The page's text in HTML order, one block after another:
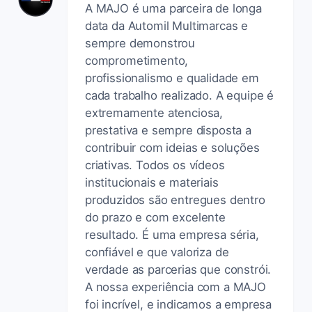
A MAJO é uma parceira de longa
data da Automil Multimarcas e
sempre demonstrou
comprometimento,
profissionalismo e qualidade em
cada trabalho realizado. A equipe é
extremamente atenciosa,
prestativa e sempre disposta a
contribuir com ideias e soluções
criativas. Todos os vídeos
institucionais e materiais
produzidos são entregues dentro
do prazo e com excelente
resultado. É uma empresa séria,
confiável e que valoriza de
verdade as parcerias que constrói.
A nossa experiência com a MAJO
foi incrível, e indicamos a empresa